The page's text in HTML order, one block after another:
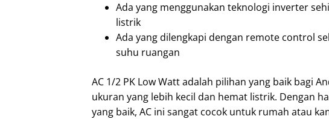
Ada yang menggunakan teknologi inverter
listrik
Ada yang dilengkapi dengan remote control
suhu ruangan
AC 1/2 PK Low Watt adalah pilihan yang baik bagi
ukuran yang lebih kecil dan hemat listrik. Dengan
yang baik, AC ini sangat cocok untuk rumah atau